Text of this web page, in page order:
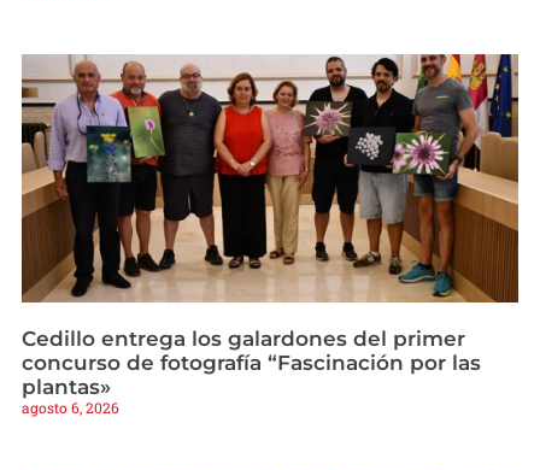
Cedillo entrega los galardones del primer
concurso de fotografía “Fascinación por las
plantas»
agosto 6, 2026